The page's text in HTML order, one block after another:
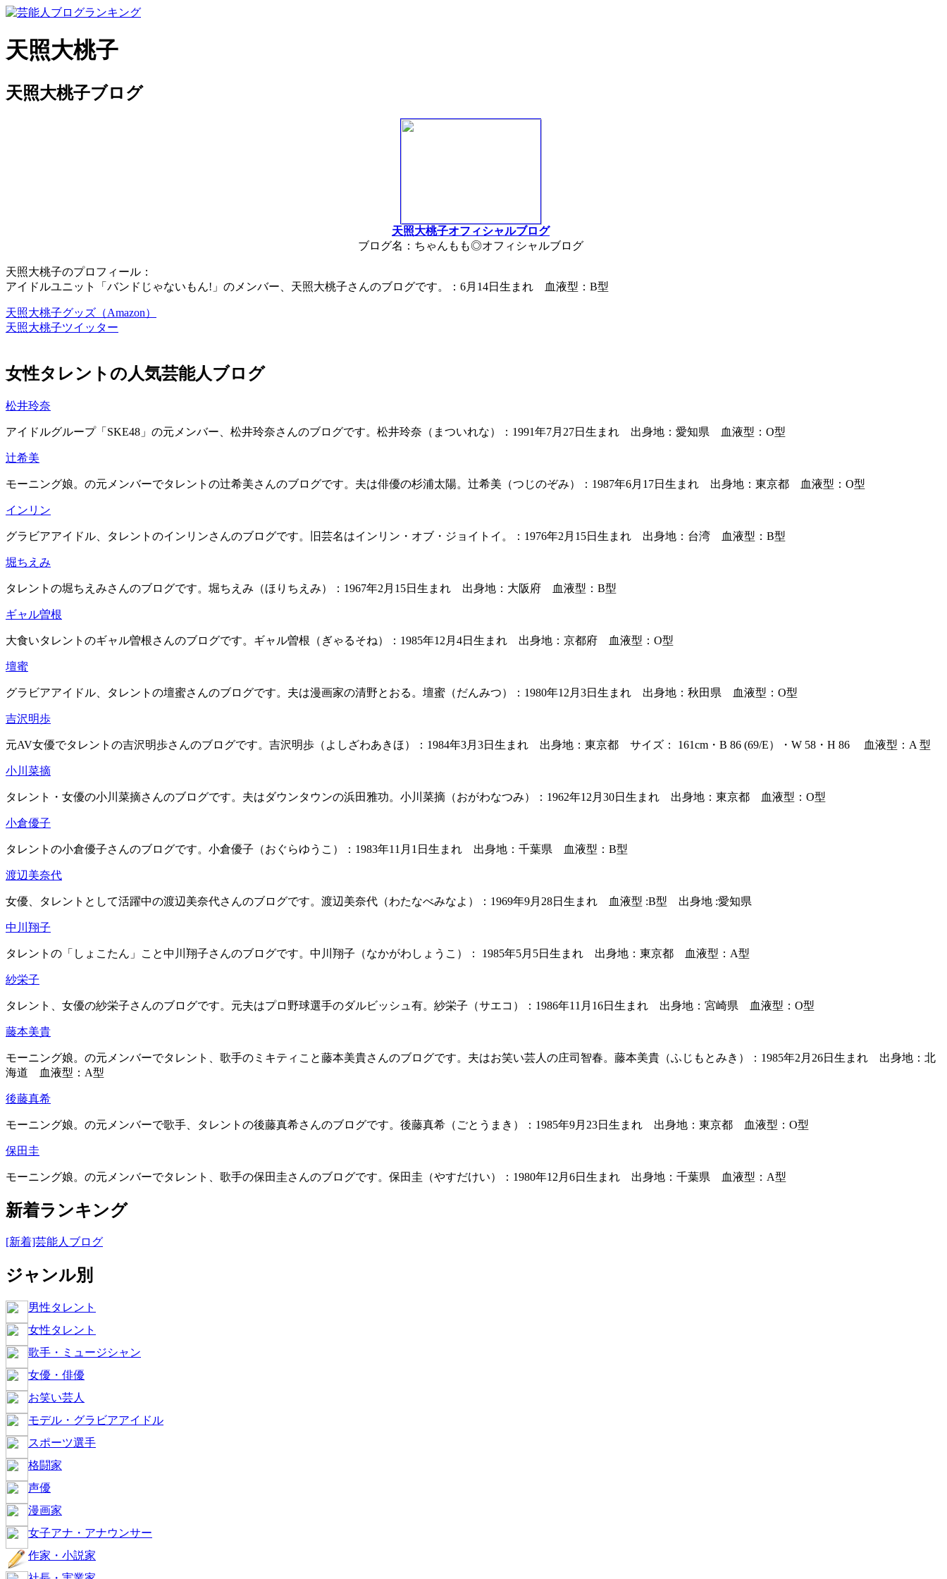
天照大桃子
天照大桃子ブログ
天照大桃子オフィシャルブログ
ブログ名：ちゃんもも◎オフィシャルブログ
天照大桃子のプロフィール：
アイドルユニット「バンドじゃないもん!」のメンバー、天照大桃子さんのブログです。：6月14日生まれ 血液型：B型
天照大桃子グッズ（Amazon）
天照大桃子ツイッター
女性タレントの人気芸能人ブログ
松井玲奈
アイドルグループ「SKE48」の元メンバー、松井玲奈さんのブログです。松井玲奈（まついれな）：1991年7月27日生まれ 出身地：愛知県 血液型：O型
辻希美
モーニング娘。の元メンバーでタレントの辻希美さんのブログです。夫は俳優の杉浦太陽。辻希美（つじのぞみ）：1987年6月17日生まれ 出身地：東京都 血液型：O型
インリン
グラビアアイドル、タレントのインリンさんのブログです。旧芸名はインリン・オブ・ジョイトイ。：1976年2月15日生まれ 出身地：台湾 血液型：B型
堀ちえみ
タレントの堀ちえみさんのブログです。堀ちえみ（ほりちえみ）：1967年2月15日生まれ 出身地：大阪府 血液型：B型
ギャル曽根
大食いタレントのギャル曽根さんのブログです。ギャル曽根（ぎゃるそね）：1985年12月4日生まれ 出身地：京都府 血液型：O型
壇蜜
グラビアアイドル、タレントの壇蜜さんのブログです。夫は漫画家の清野とおる。壇蜜（だんみつ）：1980年12月3日生まれ 出身地：秋田県 血液型：O型
吉沢明歩
元AV女優でタレントの吉沢明歩さんのブログです。吉沢明歩（よしざわあきほ）：1984年3月3日生まれ 出身地：東京都 サイズ： 161cm・B 86 (69/E）・W 58・H 86 血液型：A 型
小川菜摘
タレント・女優の小川菜摘さんのブログです。夫はダウンタウンの浜田雅功。小川菜摘（おがわなつみ）：1962年12月30日生まれ 出身地：東京都 血液型：O型
小倉優子
タレントの小倉優子さんのブログです。小倉優子（おぐらゆうこ）：1983年11月1日生まれ 出身地：千葉県 血液型：B型
渡辺美奈代
女優、タレントとして活躍中の渡辺美奈代さんのブログです。渡辺美奈代（わたなべみなよ）：1969年9月28日生まれ 血液型 :B型 出身地 :愛知県
中川翔子
タレントの「しょこたん」こと中川翔子さんのブログです。中川翔子（なかがわしょうこ）： 1985年5月5日生まれ 出身地：東京都 血液型：A型
紗栄子
タレント、女優の紗栄子さんのブログです。元夫はプロ野球選手のダルビッシュ有。紗栄子（サエコ）：1986年11月16日生まれ 出身地：宮崎県 血液型：O型
藤本美貴
モーニング娘。の元メンバーでタレント、歌手のミキティこと藤本美貴さんのブログです。夫はお笑い芸人の庄司智春。藤本美貴（ふじもとみき）：1985年2月26日生まれ 出身地：北
海道 血液型：A型
後藤真希
モーニング娘。の元メンバーで歌手、タレントの後藤真希さんのブログです。後藤真希（ごとうまき）：1985年9月23日生まれ 出身地：東京都 血液型：O型
保田圭
モーニング娘。の元メンバーでタレント、歌手の保田圭さんのブログです。保田圭（やすだけい）：1980年12月6日生まれ 出身地：千葉県 血液型：A型
新着ランキング
[新着]芸能人ブログ
ジャンル別
男性タレント
女性タレント
歌手・ミュージシャン
女優・俳優
お笑い芸人
モデル・グラビアアイドル
スポーツ選手
格闘家
声優
漫画家
女子アナ・アナウンサー
作家・小説家